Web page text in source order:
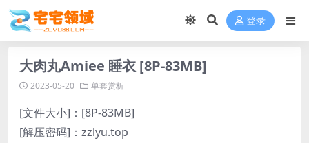
登录
大肉丸Amiee 睡衣 [8P-83MB]
2023-05-20 单套赏析
[文件大小]：[8P-83MB]
[解压密码]：zzlyu.top